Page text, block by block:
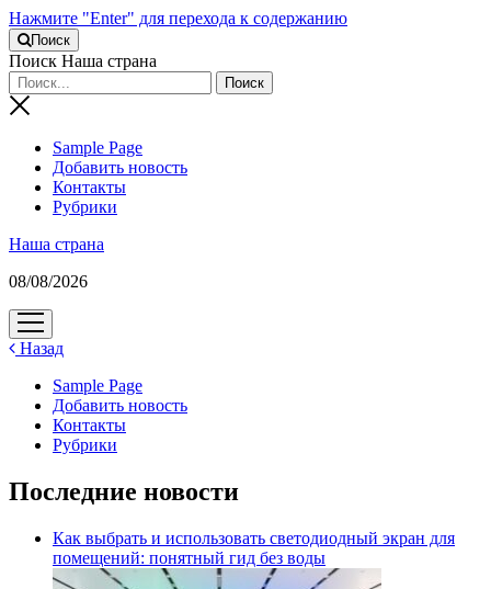
Нажмите "Enter" для перехода к содержанию
Поиск
Поиск Наша страна
Sample Page
Добавить новость
Контакты
Рубрики
Наша страна
08/08/2026
открыть
меню
Назад
Sample Page
Добавить новость
Контакты
Рубрики
Последние новости
Как выбрать и использовать светодиодный экран для
помещений: понятный гид без воды